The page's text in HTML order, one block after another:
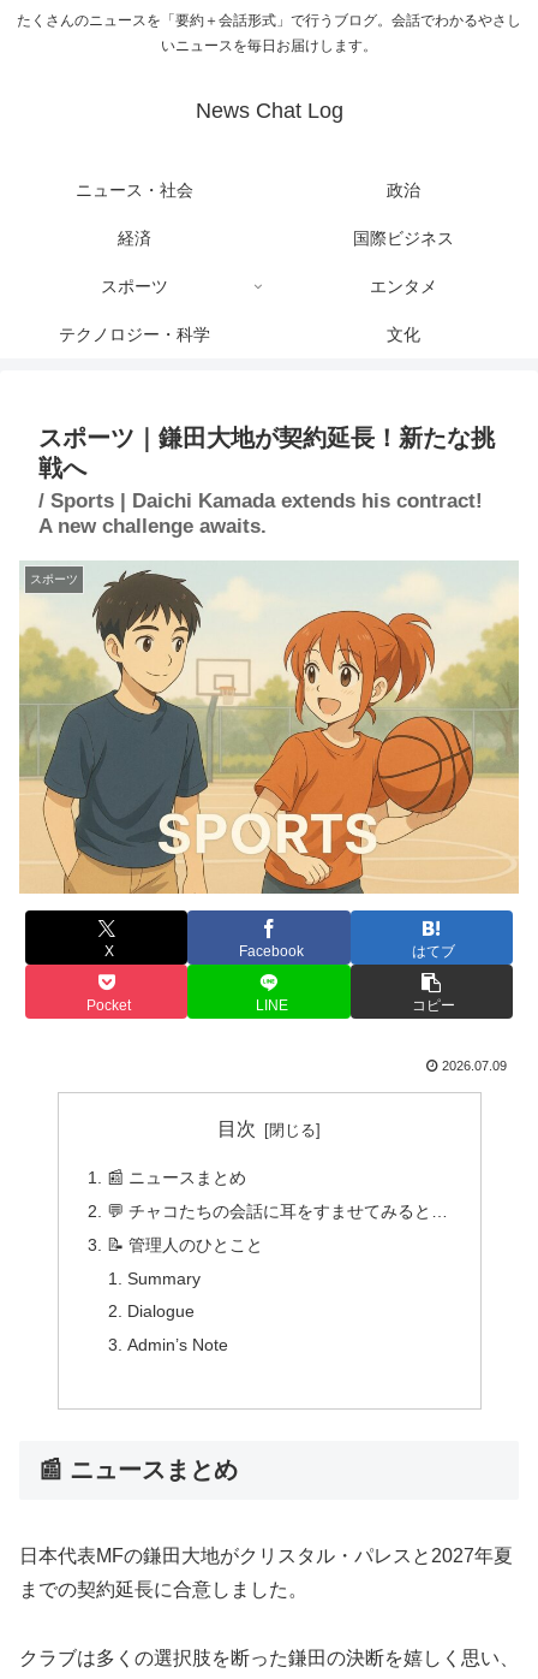
たくさんのニュースを「要約＋会話形式」で行うブログ。会話でわかるやさし
いニュースを毎日お届けします。
News Chat Log
ニュース・社会 政治
経済 国際ビジネス
スポーツ エンタメ
テクノロジー・科学 文化
スポーツ｜鎌田大地が契約延長！新たな挑
戦へ
/ Sports | Daichi Kamada extends his contract!
A new challenge awaits.
スポーツ
X Facebook はてブ
Pocket LINE コピー
2026.07.09
目次
📰 ニュースまとめ
💬 チャコたちの会話に耳をすませてみると…
📝 管理人のひとこと
Summary
Dialogue
Admin’s Note
📰 ニュースまとめ
日本代表MFの鎌田大地がクリスタル・パレスと2027年夏
までの契約延長に合意しました。
クラブは多くの選択肢を断った鎌田の決断を嬉しく思い、